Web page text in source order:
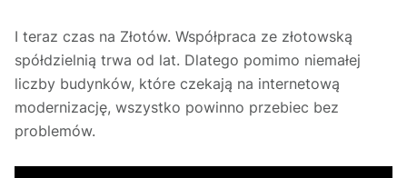
I teraz czas na Złotów. Współpraca ze złotowską
spółdzielnią trwa od lat. Dlatego pomimo niemałej
liczby budynków, które czekają na internetową
modernizację, wszystko powinno przebiec bez
problemów.